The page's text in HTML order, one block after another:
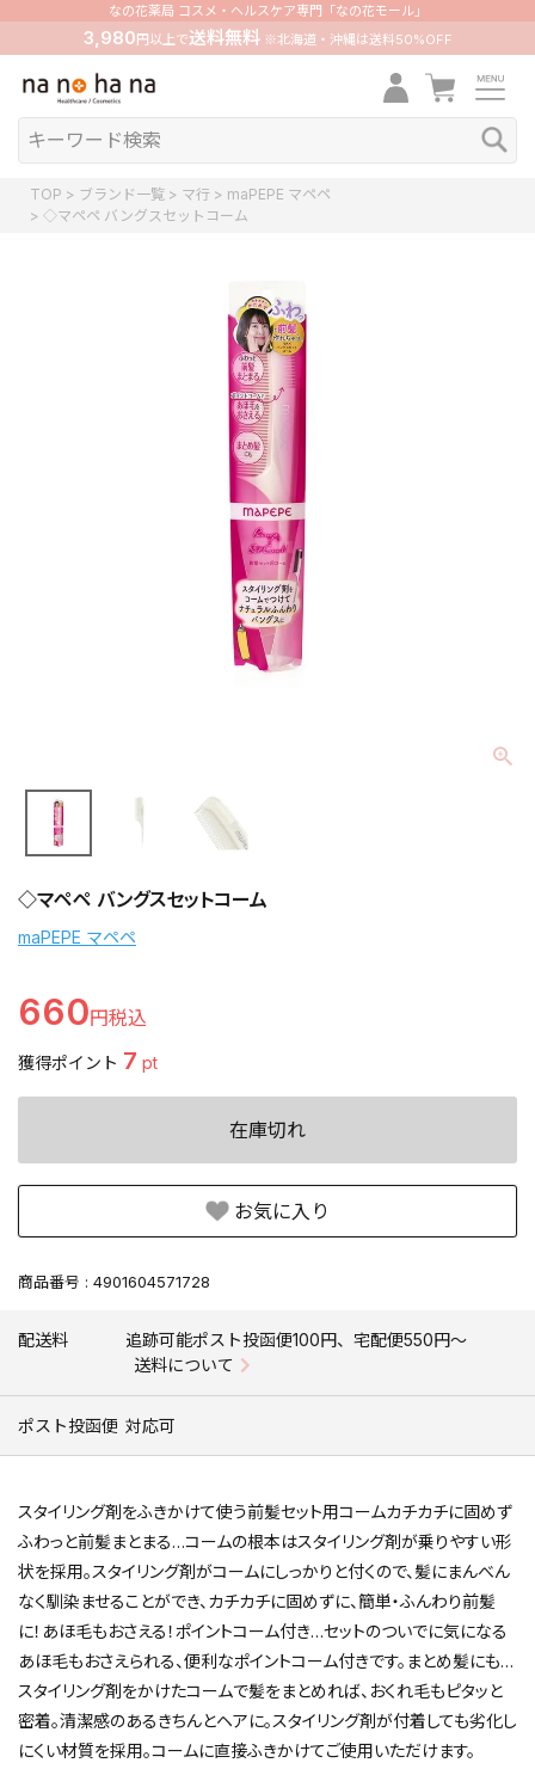
なの花薬局 コスメ・ヘルスケア専門「なの花モール」
3,980 円以上で送料無料※北海道・沖縄は送料50%OFF
TOP ブランド一覧 マ行
maPEPE マペペ
◇マペペ バングスセットコーム
◇マペペ バングスセットコーム
maPEPE マペペ
660
獲得ポイント 7 pt
在庫切れ
お気に入り
商品番号 4901604571728
配送料
追跡可能ポスト投函便100円、宅配便550円〜
送料について
ポスト投函便 対応可
スタイリング剤をふきかけて使う前髪セット用コームカチカチに固めず
ふわっと前髪まとまる…コームの根本はスタイリング剤が乗りやすい形
状を採用。スタイリング剤がコームにしっかりと付くので、髪にまんべん
なく馴染ませることができ、カチカチに固めずに、簡単・ふんわり前髪
に！あほ毛もおさえる！ポイントコーム付き…セットのついでに気になる
あほ毛もおさえられる、便利なポイントコーム付きです。まとめ髪にも…
スタイリング剤をかけたコームで髪をまとめれば、おくれ毛もピタッと
密着。清潔感のあるきちんとヘアに。スタイリング剤が付着しても劣化し
にくい材質を採用。コームに直接ふきかけてご使用いただけます。